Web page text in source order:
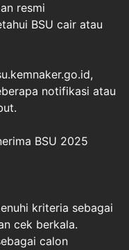
resmi
BSU cair atau
notifikasi atau
BSU 2025
kriteria sebagai
cek berkala.
calon